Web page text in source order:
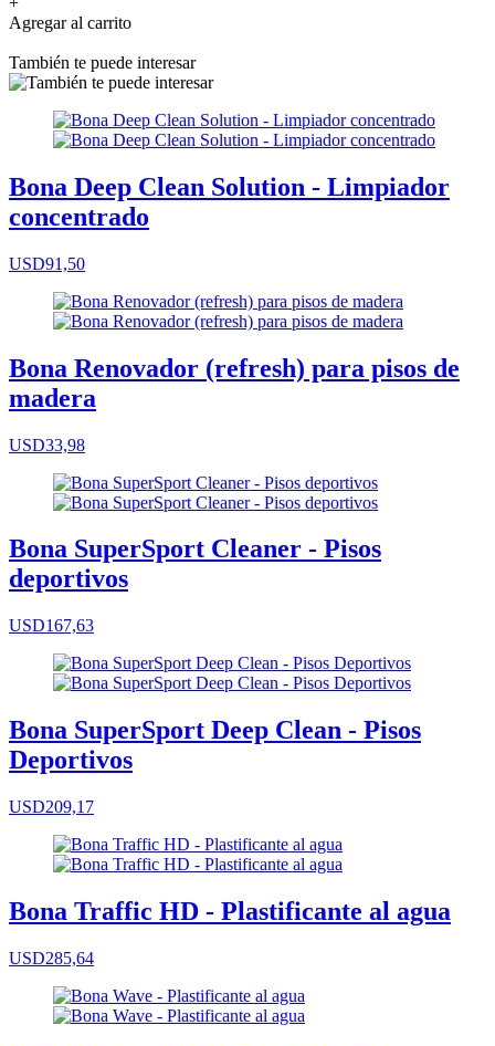
Agregar al carrito
También te puede interesar
Bona Deep Clean Solution - Limpiador
concentrado
USD91,50
Bona Renovador (refresh) para pisos de
madera
USD33,98
Bona SuperSport Cleaner - Pisos
deportivos
USD167,63
Bona SuperSport Deep Clean - Pisos
Deportivos
USD209,17
Bona Traffic HD - Plastificante al agua
USD285,64